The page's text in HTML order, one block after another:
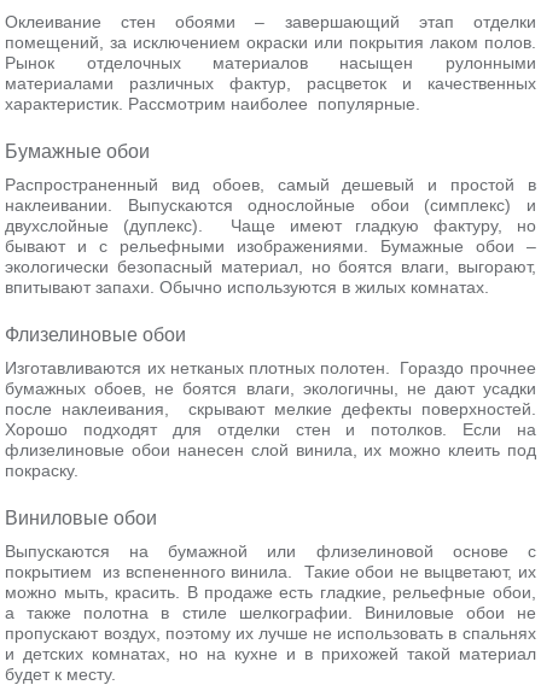
Оклеивание стен обоями – завершающий этап отделки
помещений, за исключением окраски или покрытия лаком полов.
Рынок отделочных материалов насыщен рулонными
материалами различных фактур, расцветок и качественных
характеристик. Рассмотрим наиболее популярные.
Бумажные обои
Распространенный вид обоев, самый дешевый и простой в
наклеивании. Выпускаются однослойные обои (симплекс) и
двухслойные (дуплекс). Чаще имеют гладкую фактуру, но
бывают и с рельефными изображениями. Бумажные обои –
экологически безопасный материал, но боятся влаги, выгорают,
впитывают запахи. Обычно используются в жилых комнатах.
Флизелиновые обои
Изготавливаются их нетканых плотных полотен. Гораздо прочнее
бумажных обоев, не боятся влаги, экологичны, не дают усадки
после наклеивания, скрывают мелкие дефекты поверхностей.
Хорошо подходят для отделки стен и потолков. Если на
флизелиновые обои нанесен слой винила, их можно клеить под
покраску.
Виниловые обои
Выпускаются на бумажной или флизелиновой основе с
покрытием из вспененного винила. Такие обои не выцветают, их
можно мыть, красить. В продаже есть гладкие, рельефные обои,
а также полотна в стиле шелкографии. Виниловые обои не
пропускают воздух, поэтому их лучше не использовать в спальнях
и детских комнатах, но на кухне и в прихожей такой материал
будет к месту.